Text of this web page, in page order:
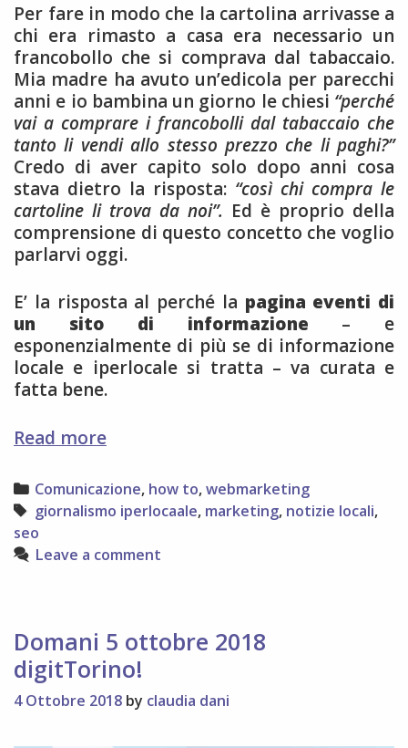
Per fare in modo che la cartolina arrivasse a
chi era rimasto a casa era necessario un
francobollo che si comprava dal tabaccaio.
Mia madre ha avuto un’edicola per parecchi
anni e io bambina un giorno le chiesi “perché
vai a comprare i francobolli dal tabaccaio che
tanto li vendi allo stesso prezzo che li paghi?”
Credo di aver capito solo dopo anni cosa
stava dietro la risposta: “così chi compra le
cartoline li trova da noi”. Ed è proprio della
comprensione di questo concetto che voglio
parlarvi oggi.
E’ la risposta al perché la pagina eventi di
un sito di informazione – e
esponenzialmente di più se di informazione
locale e iperlocale si tratta – va curata e
fatta bene.
Read moreStoria
francobolli,
cartoline
e
la
pagina
Categories
Comunicazione, how to,webmarketing
Tags
giornalismo iperlocaale, marketing, notizie locali,
seo
Leave a comment
Domani 5 ottobre 2018
digitTorino!
4 Ottobre 2018 by claudia dani